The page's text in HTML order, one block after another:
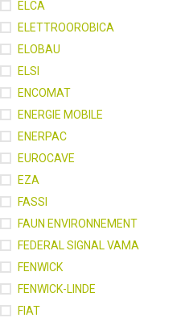
ELCA
ELETTROOROBICA
ELOBAU
ELSI
ENCOMAT
ENERGIE MOBILE
ENERPAC
EUROCAVE
EZA
FASSI
FAUN ENVIRONNEMENT
FEDERAL SIGNAL VAMA
FENWICK
FENWICK-LINDE
FIAT